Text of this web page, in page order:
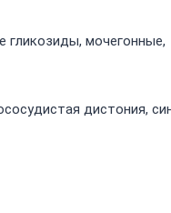
гликозиды, мочегонные,
дистония,